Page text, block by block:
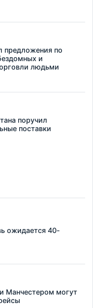
предложения по
и
людьми
поручил
поставки
ожидается 40-
Манчестером могут